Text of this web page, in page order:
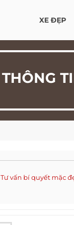
XE ĐẸP
THÔNG
Tư vấn bí quyết mặc